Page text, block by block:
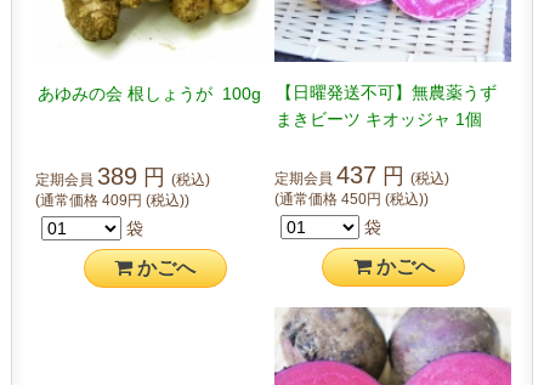
あゆみの会 根しょうが 100g
定期会員 389 円(税込)
(通常価格409 円(税込))
袋
かごへ
【日曜発送不可】無農薬うず
まきビーツ キオッジャ 1個
定期会員 437 円 (税込)
(通常価格 450円 (税込))
袋
かごへ